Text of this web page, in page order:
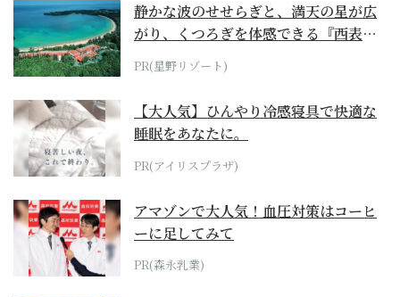
静かな波のせせらぎと、満天の星が広
がり、くつろぎを体感できる『西表島
ホテル by...
PR(星野リゾート)
【大人気】ひんやり冷感寝具で快適な
睡眠をあなたに。
PR(アイリスプラザ)
アマゾンで大人気！血圧対策はコーヒ
ーに足してみて
PR(森永乳業)